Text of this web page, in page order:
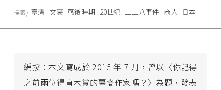
編按：本文寫成於 2015 年 7 月，曾以〈你記得
之前兩位得直木賞的臺裔作家嗎？〉為題，發表
標籤 臺灣 文豪 戰後時期 20世紀 二二八事件 商人 日本